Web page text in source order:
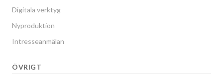
Digitala verktyg
Nyproduktion
Intresseanmälan
ÖVRIGT